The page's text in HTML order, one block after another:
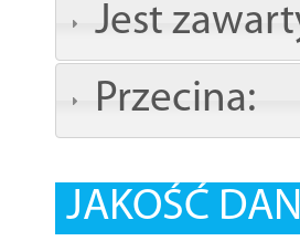
Jest
Przecina:
JAKOŚĆ